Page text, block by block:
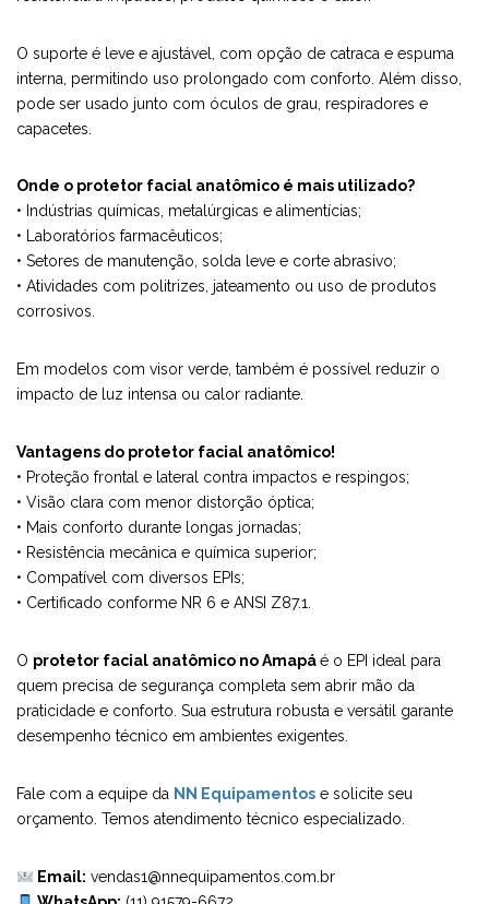
O suporte é leve e ajustável, com opção de catraca e espuma
interna, permitindo uso prolongado com conforto. Além disso,
pode ser usado junto com óculos de grau, respiradores e
capacetes.
Onde o protetor facial anatômico é mais utilizado?
• Indústrias químicas, metalúrgicas e alimentícias;
• Laboratórios farmacêuticos;
• Setores de manutenção, solda leve e corte abrasivo;
• Atividades com politrizes, jateamento ou uso de produtos
corrosivos.
Em modelos com visor verde, também é possível reduzir o
impacto de luz intensa ou calor radiante.
Vantagens do protetor facial anatômico!
• Proteção frontal e lateral contra impactos e respingos;
• Visão clara com menor distorção óptica;
• Mais conforto durante longas jornadas;
• Resistência mecânica e química superior;
• Compatível com diversos EPIs;
• Certificado conforme NR 6 e ANSI Z87.1.
O protetor facial anatômico no Amapáé o EPI ideal para
quem precisa de segurança completa sem abrir mão da
praticidade e conforto. Sua estrutura robusta e versátil garante
desempenho técnico em ambientes exigentes.
Fale com a equipe da NN Equipamentos e solicite seu
orçamento. Temos atendimento técnico especializado.
Email: vendas1@nnequipamentos.com.br